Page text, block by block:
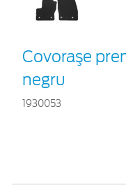
Covoraşe
negru
1930053